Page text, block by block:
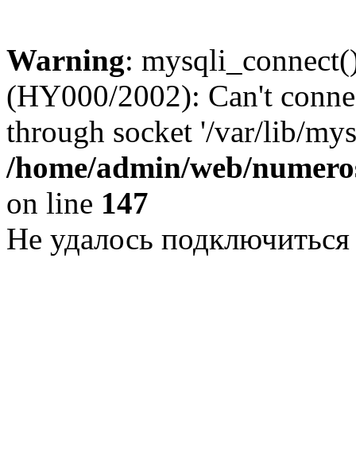
Warning:
(HY000/2002): Can't
through socket '/var/lib/
/home/admin/web/
on line 147
Не удалось